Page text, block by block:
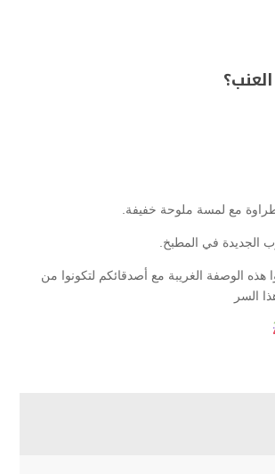
مع لمسة ملوحة خفيفة.
الجديدة في المطبخ.
هذه الوصفة الغريبة مع أصدقائكم لتكونوا من
السر